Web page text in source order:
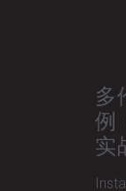
多
例
实